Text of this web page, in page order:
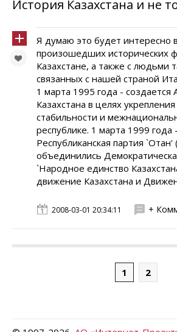
История Казахстана и не
Я думаю это будет интересно
произошедших исторических
Казахстане, а также с людьми
связанных с нашей страной
1 марта 1995 года - создается
Казахстана в целях
стабильности и
республике. 1 марта 1999 года
Республиканская партия `Отан'
объединились
`Народное единство
движение Казахстана и
2008-03-01 20:34:11 +
1 2